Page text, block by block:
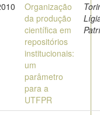
Organização
da produção
científica em
repositórios
institucionais:
um
parâmetro
para a
UTFPR